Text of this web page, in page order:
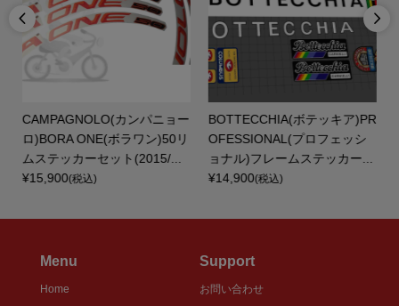

CAMPAGNOLO(カンパニョー
ロ)BORA ONE(ボラワン)50リ
ムステッカーセット(2015/...
¥15,900(税込)
BOTTECCHIA(ボテッキア)PR
OFESSIONAL(プロフェッシ
ョナル)フレームステッカー...
¥14,900(税込)

Menu
Home
Support
お問い合わせ